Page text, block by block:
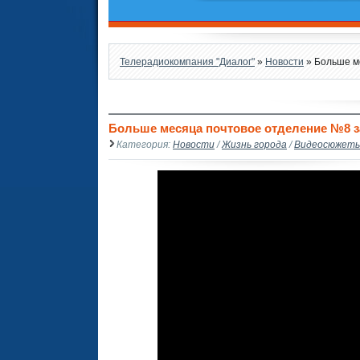
Телерадиокомпания "Диалог" » Новости » Больше
Больше месяца почтовое отделение №8
Категория: Новости /Жизнь города /